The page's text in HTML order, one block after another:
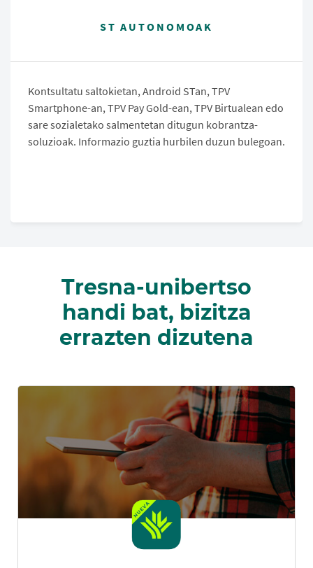
ST AUTONOMOAK
Kontsultatu saltokietan, Android STan, TPV
Smartphone-an, TPV Pay Gold-ean, TPV Birtualean edo
sare sozialetako salmentetan ditugun kobrantza-
soluzioak. Informazio guztia hurbilen duzun bulegoan.
Tresna-unibertso
handi bat, bizitza
errazten dizutena